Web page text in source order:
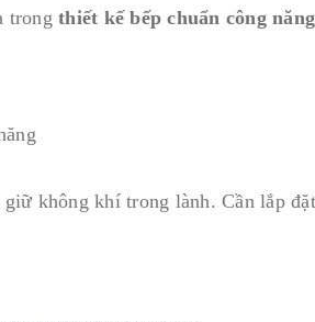
trong thiết kế bếp chuẩn công năng
không khí trong lành. Cần lắp